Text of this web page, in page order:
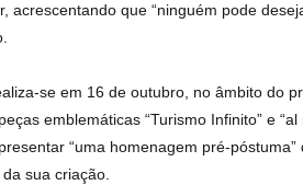
acrescentando que “ninguém pode
se em 16 de outubro, no âmbito do
emblemáticas “Turismo Infinito” e
“uma homenagem pré-póstuma”
sua criação.